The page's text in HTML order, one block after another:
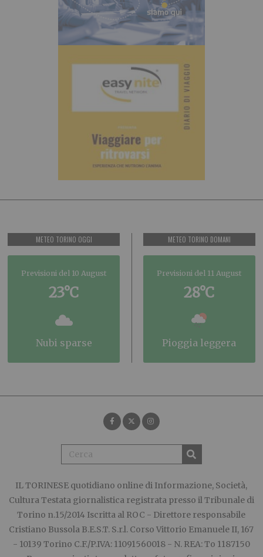
METEO TORINO OGGI
Previsioni del 10 August
23°C
nubi sparse
METEO TORINO DOMANI
Previsioni del 11 August
28°C
pioggia leggera
IL TORINESE quotidiano online di Informazione, Società,
Cultura Testata giornalistica registrata presso il Tribunale di
Torino n.15/2014 Iscritta al ROC - Direttore responsabile
Cristiano Bussola B.E.S.T. S.r.l. Corso Vittorio Emanuele II, 167
- 10139 Torino C.F./P.IVA: 11091560018 - N. REA: To 1187150